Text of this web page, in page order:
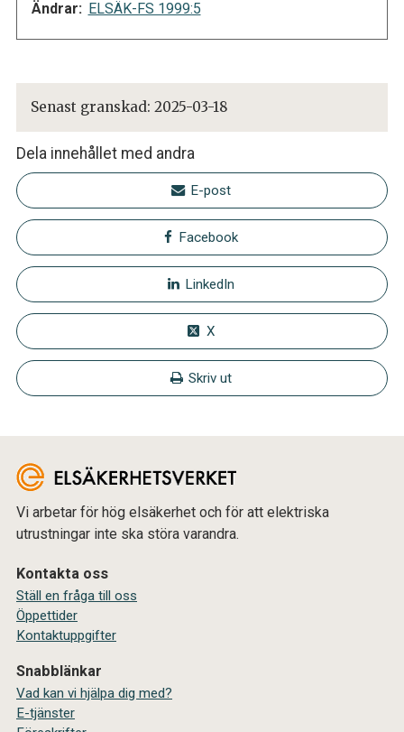
Ändrar: ELSÄK-FS 1999:5
Senast granskad: 2025-03-18
Dela innehållet med andra
E-post
Facebook
LinkedIn
X
Skriv ut
Vi arbetar för hög elsäkerhet och för att elektriska
utrustningar inte ska störa varandra.
Kontakta oss
Ställ en fråga till oss
Öppettider
Kontaktuppgifter
Snabblänkar
Vad kan vi hjälpa dig med?
E-tjänster